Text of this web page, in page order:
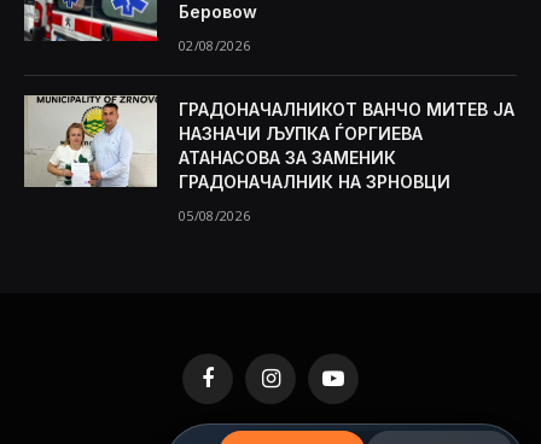
Беровоw
02/08/2026
ГРАДОНАЧАЛНИКОТ ВАНЧО МИТЕВ ЈА
НАЗНАЧИ ЉУПКА ЃОРГИЕВА
АТАНАСОВА ЗА ЗАМЕНИК
ГРАДОНАЧАЛНИК НА ЗРНОВЦИ
05/08/2026
FacebookInstagramYouTube